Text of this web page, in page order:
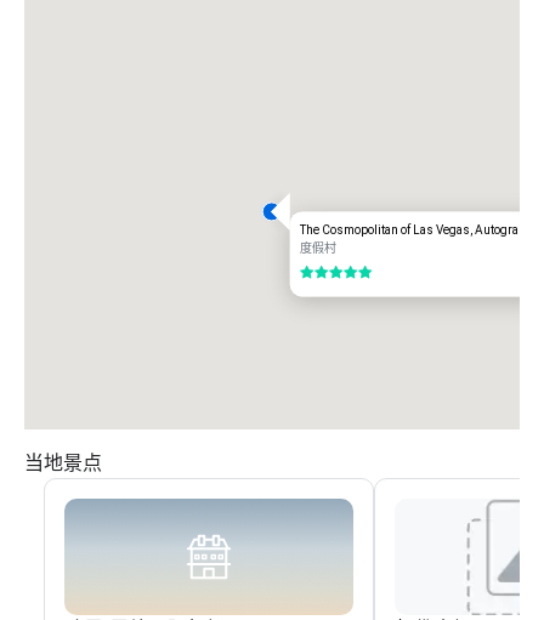
The Cosmopolitan of Las Vegas, Autograph
度假村
5/5
当地景点